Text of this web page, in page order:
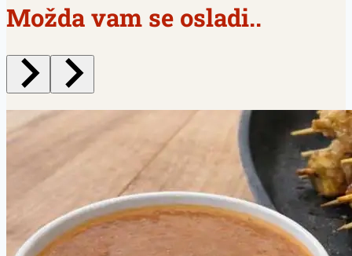
Možda vam se osladi..